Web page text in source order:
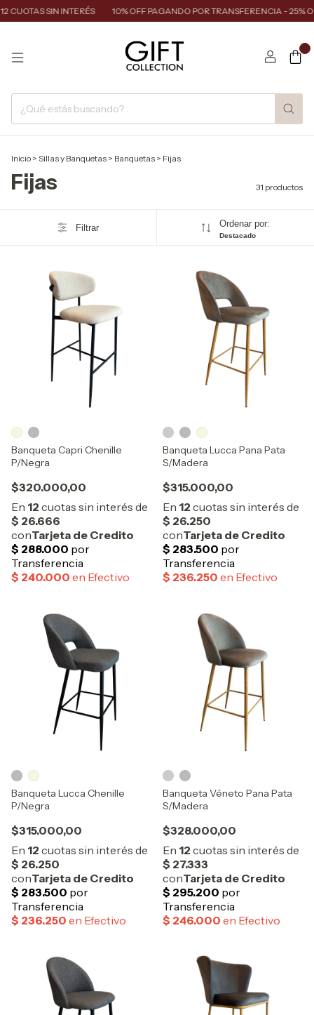
SIN INTERÉS 10% OFF PAGANDO POR TRANSFERENCIA - 25% OFF
0
Inicio > Sillas y Banquetas > Banquetas > Fijas
Fijas 31 productos
Filtrar Ordenar por:
Destacado
Banqueta Capri Chenille
P/Negra
$320.000,00
Banqueta Lucca Pana Pata
S/Madera
$315.000,00
Banqueta Lucca Chenille
P/Negra
$315.000,00
Banqueta Véneto Pana Pata
S/Madera
$328.000,00